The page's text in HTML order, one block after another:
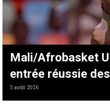
Mali/Afrobasket
entrée réussie
5 août 2026